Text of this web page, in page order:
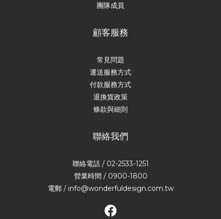
團隊成員
顧客服務
常見問題
運送服務方式
付款服務方式
退換貨政策
條款與細則
聯絡我們
聯絡電話 / 02-2533-1251
營業時間 / 0900-1800
電郵 / info@wonderfuldesign.com.tw